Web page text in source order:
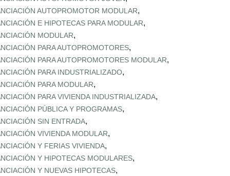
AUTOPROMOTOR MODULAR,
E HIPOTECAS PARA MODULAR,
MODULAR,
PARA AUTOPROMOTORES,
PARA AUTOPROMOTORES MODULAR,
PARA INDUSTRIALIZADO,
PARA MODULAR,
PARA VIVIENDA INDUSTRIALIZADA,
PÚBLICA Y PROGRAMAS,
SIN ENTRADA,
VIVIENDA MODULAR,
Y FERIAS VIVIENDA,
Y HIPOTECAS MODULARES,
Y NUEVAS HIPOTECAS,